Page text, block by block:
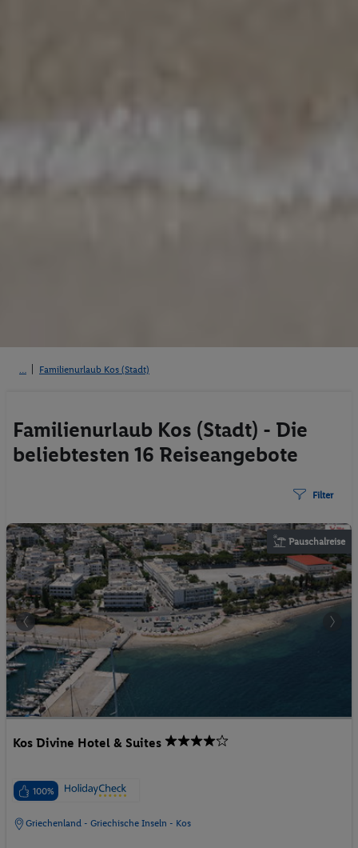
Familienurlaub Kos (Stadt)
Familienurlaub Kos (Stadt) - Die
beliebtesten 16 Reiseangebote
Filter
Pauschalreise
Kos Divine Hotel & Suites
100%
Griechenland - Griechische Inseln - Kos